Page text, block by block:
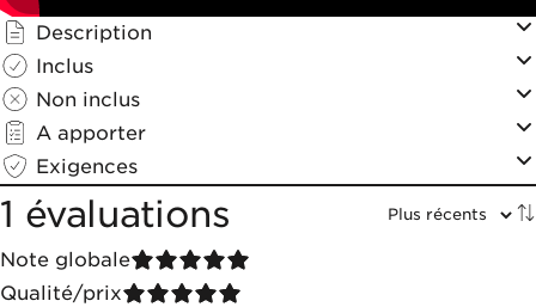
Description
Inclus
Non inclus
A apporter
Exigences
1 évaluations
Note globale
Qualité/prix